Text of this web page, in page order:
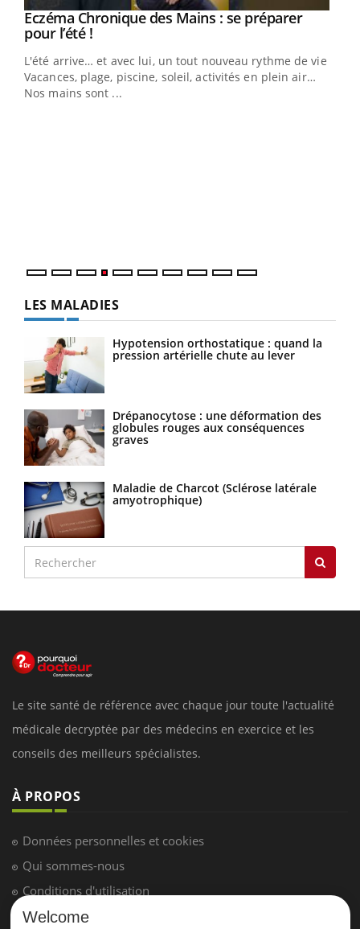
Youtube
Eczéma Chronique des Mains : se préparer
pour l’été !Youtube
L'été arrive… et avec lui, un tout nouveau rythme de vie !
Vacances, plage, piscine, soleil, activités en plein air…
Nos mains sont ...
LES MALADIES
Hypotension orthostatique : quand la
pression artérielle chute au lever
Drépanocytose : une déformation des
globules rouges aux conséquences
graves
Maladie de Charcot (Sclérose latérale
amyotrophique)
Le site santé de référence avec chaque jour toute l'actualité
médicale decryptée par des médecins en exercice et les
conseils des meilleurs spécialistes.
À PROPOS
Données personnelles et cookies
Qui sommes-nous
Conditions d'utilisation
Plan du site
Welcome